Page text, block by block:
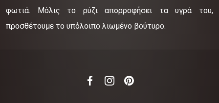
φωτιά. Μόλις το ρύζι απορροφήσει τα υγρά του,
προσθέτουμε το υπόλοιπο λιωμένο βούτυρο.